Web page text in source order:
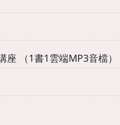
（1書1雲端MP3音檔）